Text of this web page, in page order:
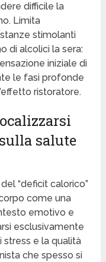
difficile la
Limita
stimolanti
di alcolici la sera:
iniziale di
le fasi profonde
ristoratore.
salute
“deficit calorico”
come una
emotivo e
esclusivamente
stress e la qualità
che spesso si